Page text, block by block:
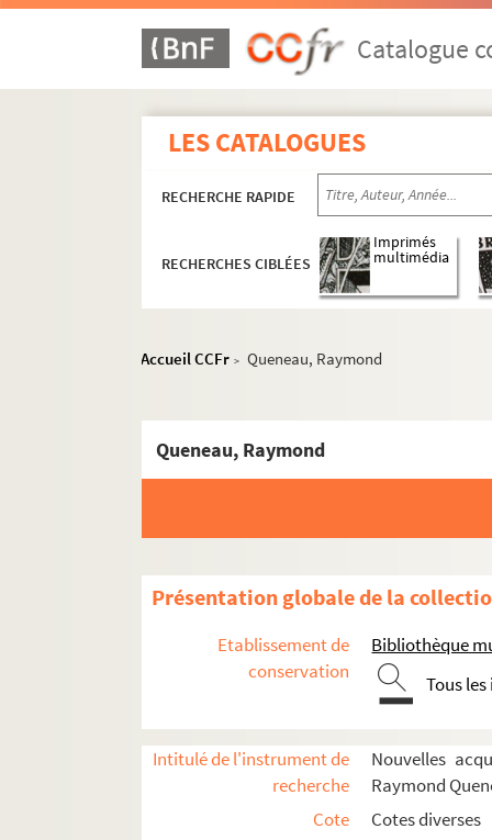
Catalogue
LES CATALOGUES
RECHERCHE RAPIDE
RECHERCHES CIBLÉES
Imprimés
multimédia
Accueil CCFr > Queneau, Raymond
Queneau, Raymond
Présentation globale de la
Etablissement de
conservation
Bibliothèque
Tous
Intitulé de l'instrument de
recherche
Nouvelles
Raymond
Cote
Cotes diverses